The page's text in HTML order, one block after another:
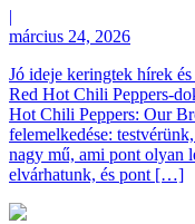
|
március 24, 2026
Jó ideje keringtek hírek
Red Hot Chili Peppers-
Hot Chili Peppers: Our
felemelkedése:
nagy mű, ami pont olyan
elvárhatunk, és pont […]